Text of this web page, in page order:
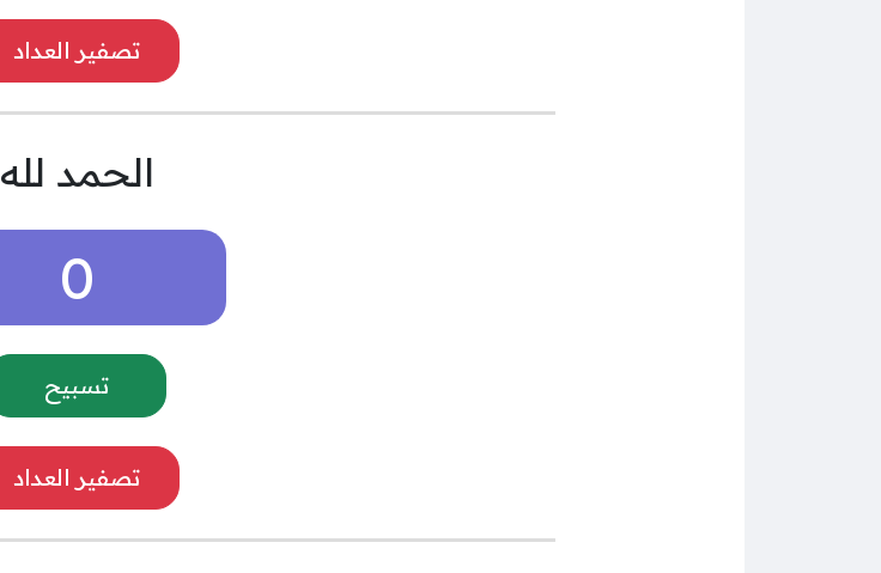
تصفير العداد
الحمد لله
0
تسبيح
تصفير العداد